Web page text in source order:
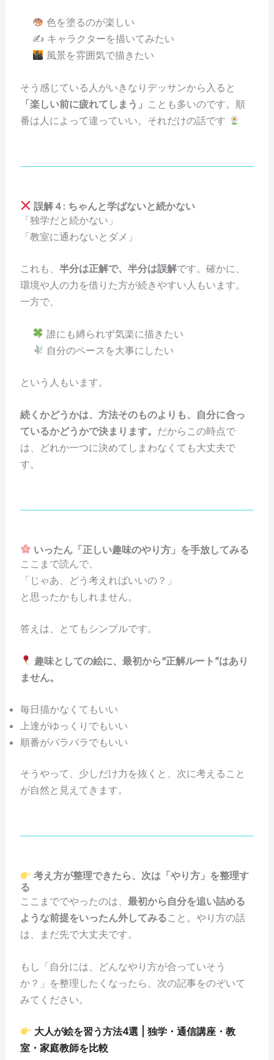
色を塗るのが楽しい
✍️ キャラクターを描いてみたい
風景を雰囲気で描きたい
そう感じている人がいきなりデッサンから入ると
「楽しい前に疲れてしまう」 ことも多いのです。順
番は人によって違っていい。それだけの話です
誤解４: ちゃんと学ばないと続かない
「独学だと続かない」
「教室に通わないとダメ」
これも、 半分は正解で、半分は誤解です。確かに、
環境や人の力を借りた方が続きやすい人もいます。
一方で、
誰にも縛られず気楽に描きたい
自分のペースを大事にしたい
という人もいます。
続くかどうかは、方法そのものよりも、自分に合っ
ているかどうかで決まります。 だからこの時点で
は、どれか一つに決めてしまわなくても大丈夫で
す。
いったん「正しい趣味のやり方」を手放してみる
ここまで読んで、
「じゃあ、どう考えればいいの？」
と思ったかもしれません。
答えは、とてもシンプルです。
趣味としての絵に、最初から“正解ルート”はあり
ません。
毎日描かなくてもいい
上達がゆっくりでもいい
順番がバラバラでもいい
そうやって、少しだけ力を抜くと、次に考えること
が自然と見えてきます。
考え方が整理できたら、次は「やり方」を整理す
る
ここまででやったのは、 最初から自分を追い詰める
ような前提をいったん外してみること。やり方の話
は、まだ先で大丈夫です。
もし「自分には、どんなやり方が合っていそう
か？」を整理したくなったら、次の記事をのぞいて
みてください。
大人が絵を習う方法4選 | 独学・通信講座・教
室・家庭教師を比較